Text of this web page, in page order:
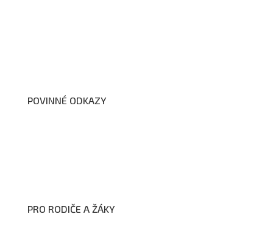
POVINNÉ ODKAZY
PRO RODIČE A ŽÁKY